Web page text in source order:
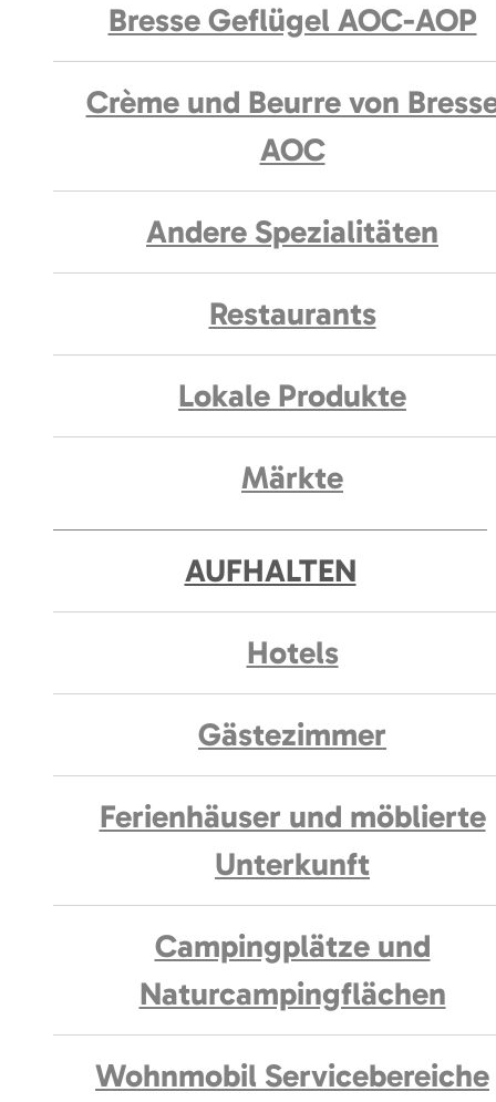
Bresse Geflügel AOC-AOP
Crème und Beurre von
AOC
Andere Spezialitäten
Restaurants
Lokale Produkte
Märkte
AUFHALTEN
Hotels
Gästezimmer
Ferienhäuser und möblierte
Unterkunft
Campingplätze und
Naturcampingflächen
Wohnmobil Servicebereiche